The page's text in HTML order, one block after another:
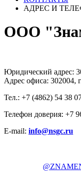
АДРЕС И
ООО
Юридический адрес:
Адрес офиса: 302004,
Тел.: +7 (4862) 54 38
Телефон доверия: +7
E-mail: info@nsgc.ru